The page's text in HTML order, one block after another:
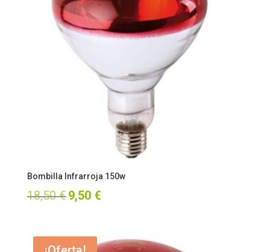
Bombilla Infrarroja 150w
18,50€El
original
9,50 €El
actual